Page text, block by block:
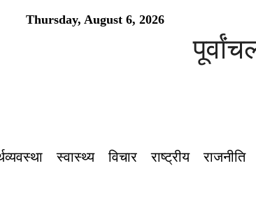
Thursday, August 6, 2026
पूर्वांचल का
स्वास्थ्य विचार राष्ट्रीय राजनीति